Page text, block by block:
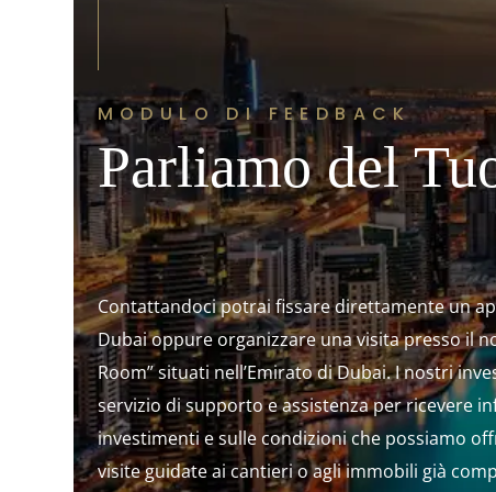
MODULO DI FEEDBACK
Parliamo del
Contattandoci potrai fissare direttamente un
Dubai oppure organizzare una visita presso il
Room” situati nell’Emirato di Dubai. I nostri
servizio di supporto e assistenza per ricevere
investimenti e sulle condizioni che possiamo
visite guidate ai cantieri o agli immobili già